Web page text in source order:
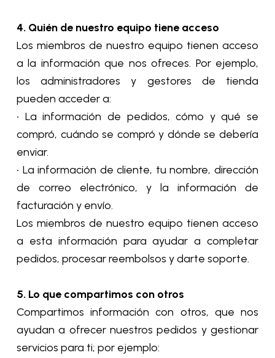
4. Quién de nuestro equipo tiene acceso
Los miembros de nuestro equipo tienen acceso
a la información que nos ofreces. Por ejemplo,
los administradores y gestores de tienda
pueden acceder a:
• La información de pedidos, cómo y qué se
compró, cuándo se compró y dónde se debería
enviar.
• La información de cliente, tu nombre, dirección
de correo electrónico, y la información de
facturación y envío.
Los miembros de nuestro equipo tienen acceso
a esta información para ayudar a completar
pedidos, procesar reembolsos y darte soporte.
5. Lo que compartimos con otros
Compartimos información con otros, que nos
ayudan a ofrecer nuestros pedidos y gestionar
servicios para ti; por ejemplo: